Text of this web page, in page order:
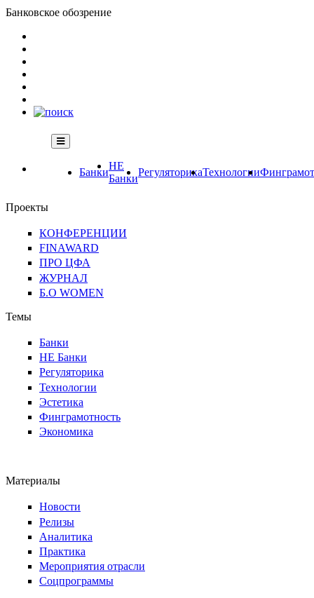
Банковское обозрение
Банки
НЕ
Банки
РегуляторикаТехнологии
Проекты
КОНФЕРЕНЦИИ
FINAWARD
ПРО ЦФА
ЖУРНАЛ
Б.О WOMEN
Темы
Банки
НЕ Банки
Регуляторика
Технологии
Эстетика
Финграмотность
Экономика
Материалы
Новости
Релизы
Аналитика
Практика
Мероприятия отрасли
Соцпрограммы